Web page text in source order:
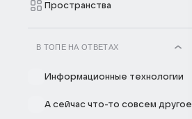
Пространства
В ТОПЕ НА ОТВЕТАХ
Информационные технологии
А сейчас что-то совсем другое